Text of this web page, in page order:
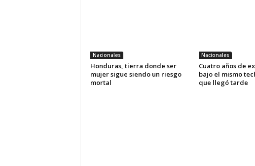
Nacionales
Honduras, tierra donde ser
mujer sigue siendo un riesgo
mortal
Nacionales
Cuatro años de
bajo el mismo
que llegó tarde